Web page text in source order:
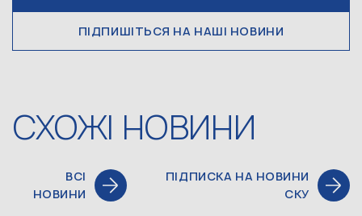
ПІДПИШІТЬСЯ НА НАШІ НОВИНИ
СХОЖІ НОВИНИ
ВСІ
НОВИНИ
ПІДПИСКА НА НОВИНИ
СКУ